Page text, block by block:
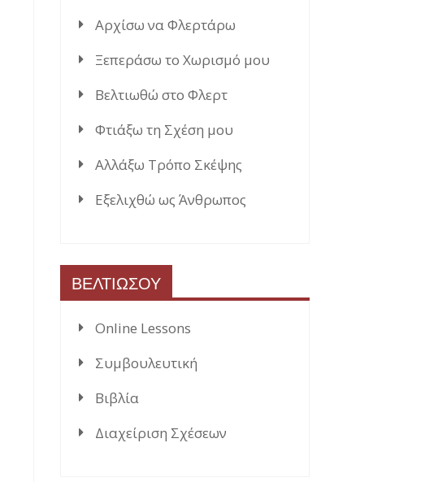
Αρχίσω να Φλερτάρω
Ξεπεράσω το Χωρισμό μου
Βελτιωθώ στο Φλερτ
Φτιάξω τη Σχέση μου
Αλλάξω Τρόπο Σκέψης
Εξελιχθώ ως Άνθρωπος
ΒΕΛΤΙΩΣΟΥ
Online Lessons
Συμβουλευτική
Βιβλία
Διαχείριση Σχέσεων